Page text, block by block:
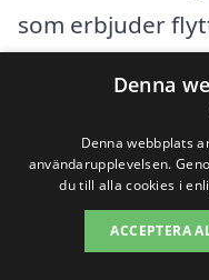
som erbjuder
Några av de
kan hitta
Boden
Sjulsmark
Denna
Denna webbplats
användarupplevelsen.
du till alla cookies i
ACCEPTERA